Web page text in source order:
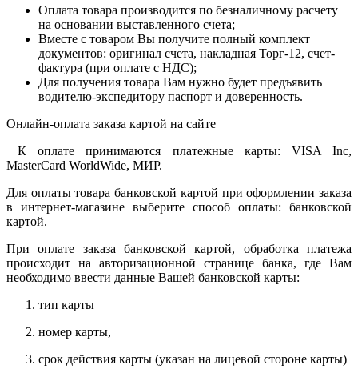
Оплата товара производится по безналичному расчету
на основании выставленного счета;
Вместе с товаром Вы получите полный комплект
документов: оригинал счета, накладная Торг-12, счет-
фактура (при оплате с НДС);
Для получения товара Вам нужно будет предъявить
водителю-экспедитору паспорт и доверенность.
Онлайн-оплата заказа картой на сайте
К оплате принимаются платежные карты: VISA Inc,
MasterCard WorldWide, МИР.
Для оплаты товара банковской картой при оформлении заказа
в интернет-магазине выберите способ оплаты: банковской
картой.
При оплате заказа банковской картой, обработка платежа
происходит на авторизационной странице банка, где Вам
необходимо ввести данные Вашей банковской карты:
тип карты
номер карты,
срок действия карты (указан на лицевой стороне карты)